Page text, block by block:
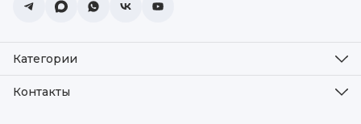
Категории
Доставка
Контакты